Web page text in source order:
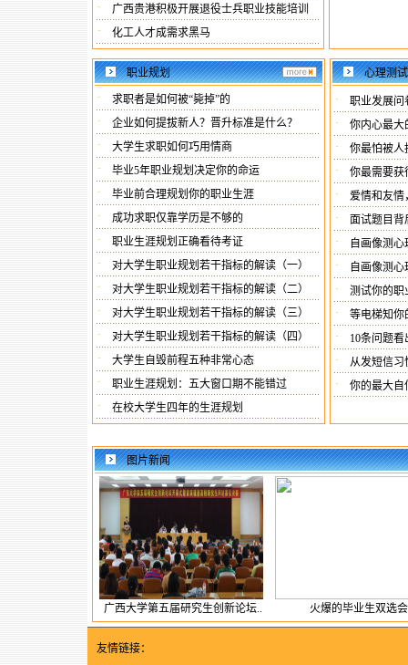
·
广西贵港积极开展退役士兵职业技能培训
·
化工人才成需求黑马
职业规划
·
求职者是如何被“毙掉”的
·
企业如何提拔新人？晋升标准是什么？
·
大学生求职如何巧用情商
·
毕业5年职业规划决定你的命运
·
毕业前合理规划你的职业生涯
·
成功求职仅靠学历是不够的
·
职业生涯规划正确看待考证
·
对大学生职业规划若干指标的解读（一）
·
对大学生职业规划若干指标的解读（二）
·
对大学生职业规划若干指标的解读（三）
·
对大学生职业规划若干指标的解读（四）
·
大学生自毁前程五种非常心态
·
职业生涯规划：五大窗口期不能错过
·
在校大学生四年的生涯规划
心理测试
·
职业发展问
·
你内心最大
·
你最怕被人
·
你最需要获
·
爱情和友情
·
面试题目背
·
自画像测心
·
自画像测心
·
测试你的职
·
等电梯知你
·
10条问题
·
从发短信习
·
你的最大自
图片新闻
广西大学第五届研究生创新论坛.. 火爆的毕业生双选会
友情链接：